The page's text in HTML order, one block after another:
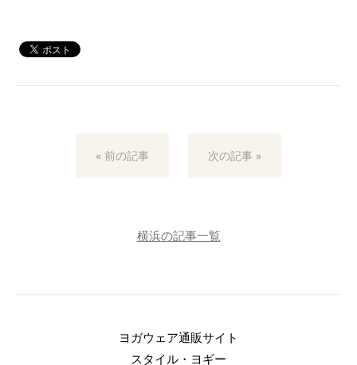
« 前の記事 次の記事 »
横浜の記事一覧
ヨガウェア通販サイト
スタイル・ヨギー